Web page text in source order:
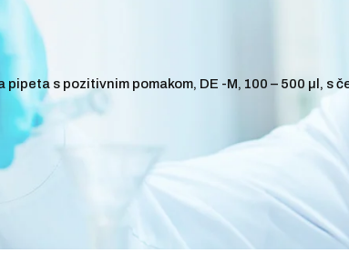
s pozitivnim pomakom, DE -M, 100 – 500 µl, s